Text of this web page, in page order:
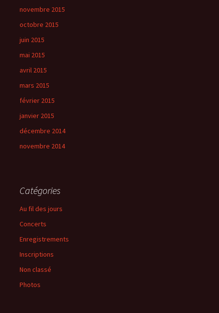
novembre 2015
octobre 2015
juin 2015
mai 2015
avril 2015
mars 2015
février 2015
janvier 2015
décembre 2014
novembre 2014
Catégories
Au fil des jours
Concerts
Enregistrements
Inscriptions
Non classé
Photos